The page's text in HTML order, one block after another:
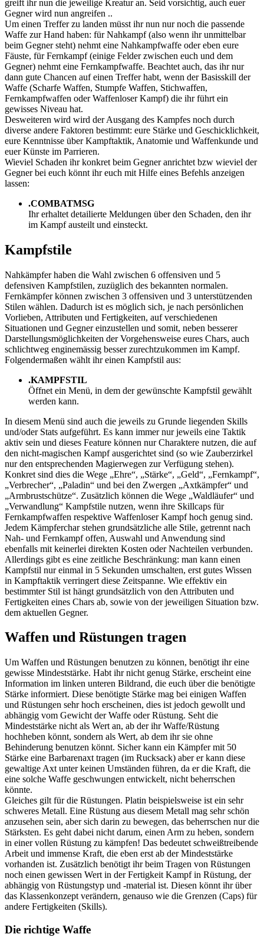
greift ihr nun die jeweilige Kreatur an. Seid vorsichtig, auch euer
Gegner wird nun angreifen ..
Um einen Treffer zu landen müsst ihr nun nur noch die passende
Waffe zur Hand haben: für Nahkampf (also wenn ihr unmittelbar
beim Gegner steht) nehmt eine Nahkampfwaffe oder eben eure
Fäuste, für Fernkampf (einige Felder zwischen euch und dem
Gegner) nehmt eine Fernkampfwaffe. Beachtet auch, das ihr nur
dann gute Chancen auf einen Treffer habt, wenn der Basisskill der
Waffe (Scharfe Waffen, Stumpfe Waffen, Stichwaffen,
Fernkampfwaffen oder Waffenloser Kampf) die ihr führt ein
gewisses Niveau hat.
Desweiteren wird wird der Ausgang des Kampfes noch durch
diverse andere Faktoren bestimmt: eure Stärke und Geschicklichkeit,
eure Kenntnisse über Kampftaktik, Anatomie und Waffenkunde und
euer Künste im Parrieren.
Wieviel Schaden ihr konkret beim Gegner anrichtet bzw wieviel der
Gegner bei euch könnt ihr euch mit Hilfe eines Befehls anzeigen
lassen:
.COMBATMSG
Ihr erhaltet detailierte Meldungen über den Schaden, den ihr
im Kampf austeilt und einsteckt.
Kampfstile
Nahkämpfer haben die Wahl zwischen 6 offensiven und 5
defensiven Kampfstilen, zuzüglich des bekannten normalen.
Fernkämpfer können zwischen 3 offensiven und 3 unterstützenden
Stilen wählen. Dadurch ist es möglich sich, je nach persönlichen
Vorlieben, Attributen und Fertigkeiten, auf verschiedenen
Situationen und Gegner einzustellen und somit, neben besserer
Darstellungsmöglichkeiten der Vorgehensweise eures Chars, auch
schlichtweg enginemässig besser zurechtzukommen im Kampf.
Folgendermaßen wählt ihr einen Kampfstil aus:
.KAMPFSTIL
Öffnet ein Menü, in dem der gewünschte Kampfstil gewählt
werden kann.
In diesem Menü sind auch die jeweils zu Grunde liegenden Skills
und/oder Stats aufgeführt. Es kann immer nur jeweils eine Taktik
aktiv sein und dieses Feature können nur Charaktere nutzen, die auf
den nicht-magischen Kampf ausgerichtet sind (so wie Zauberzirkel
nur den entsprechenden Magierwegen zur Verfügung stehen).
Konkret sind dies die Wege „Ehre“, „Stärke“, „Geld“, „Fernkampf“,
„Verbrecher“, „Paladin“ und bei den Zwergen „Axtkämpfer“ und
„Armbrustschütze“. Zusätzlich können die Wege „Waldläufer“ und
„Verwandlung“ Kampfstile nutzen, wenn ihre Skillcaps für
Fernkampfwaffen respektive Waffenloser Kampf hoch genug sind.
Jedem Kämpferchar stehen grundsätzliche alle Stile, getrennt nach
Nah- und Fernkampf offen, Auswahl und Anwendung sind
ebenfalls mit keinerlei direkten Kosten oder Nachteilen verbunden.
Allerdings gibt es eine zeitliche Beschränkung: man kann einen
Kampfstil nur einmal in 5 Sekunden umschalten, erst gutes Wissen
in Kampftaktik verringert diese Zeitspanne. Wie effektiv ein
bestimmter Stil ist hängt grundsätzlich von den Attributen und
Fertigkeiten eines Chars ab, sowie von der jeweiligen Situation bzw.
dem aktuellen Gegner.
Waffen und Rüstungen tragen
Um Waffen und Rüstungen benutzen zu können, benötigt ihr eine
gewisse Mindeststärke. Habt ihr nicht genug Stärke, erscheint eine
Information im linken unteren Bildrand, die euch über die benötigte
Stärke informiert. Diese benötigte Stärke mag bei einigen Waffen
und Rüstungen sehr hoch erscheinen, dies ist jedoch gewollt und
abhängig vom Gewicht der Waffe oder Rüstung. Seht die
Mindeststärke nicht als Wert an, ab der ihr Waffe/Rüstung
hochheben könnt, sondern als Wert, ab dem ihr sie ohne
Behinderung benutzen könnt. Sicher kann ein Kämpfer mit 50
Stärke eine Barbarenaxt tragen (im Rucksack) aber er kann diese
gewaltige Axt unter keinen Umständen führen, da er die Kraft, die
eine solche Waffe geschwungen entwickelt, nicht beherrschen
könnte.
Gleiches gilt für die Rüstungen. Platin beispielsweise ist ein sehr
schweres Metall. Eine Rüstung aus diesem Metall mag sehr schön
anzusehen sein, aber sich darin zu bewegen, das beherrschen nur die
Stärksten. Es geht dabei nicht darum, einen Arm zu heben, sondern
in einer vollen Rüstung zu kämpfen! Das bedeutet schweißtreibende
Arbeit und immense Kraft, die eben erst ab der Mindeststärke
vorhanden ist. Zusätzlich benötigt ihr beim Tragen von Rüstungen
noch einen gewissen Wert in der Fertigkeit Kampf in Rüstung, der
abhängig von Rüstungstyp und -material ist. Diesen könnt ihr über
das Klassenkonzept verändern, genauso wie die Grenzen (Caps) für
andere Fertigkeiten (Skills).
Die richtige Waffe